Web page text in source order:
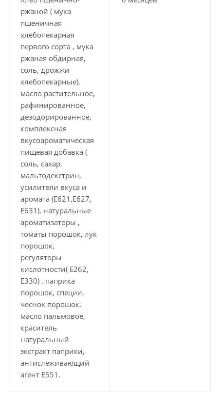
ржаной ( мука
пшеничная
хлебопекарная
первого сорта , мука
ржаная обдирная,
соль, дрожжи
хлебопекарные),
масло растительное,
рафинированное,
дезодорированное,
комплексная
вкусоароматическая
пищевая добавка (
соль, сахар,
мальтодекстрин,
усилители вкуса и
аромата (Е621,Е627,
Е631), натуральные
ароматизаторы ,
томаты порошок, лук
порошок,
регуляторы
кислотности( Е262,
Е330) , паприка
порошок, специи,
чеснок порошок,
масло пальмовое,
краситель
натуральный
экстракт паприки,
антислеживающий
агент Е551.